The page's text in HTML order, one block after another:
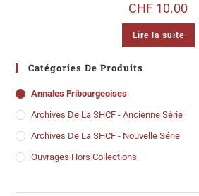
CHF 10.00
Lire la suite
Catégories De Produits
Annales Fribourgeoises
Archives De La SHCF - Ancienne Série
Archives De La SHCF - Nouvelle Série
Ouvrages Hors Collections